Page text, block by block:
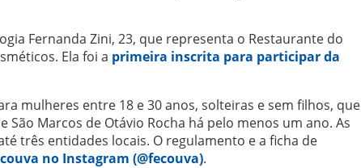
Fernanda Zini, 23, que representa o Restaurante do
Ela foi a primeira inscrita para participar da
mulheres entre 18 e 30 anos, solteiras e sem filhos, que
Marcos de Otávio Rocha há pelo menos um ano. As
três entidades locais. O regulamento e a ficha de
no Instagram (@fecouva).